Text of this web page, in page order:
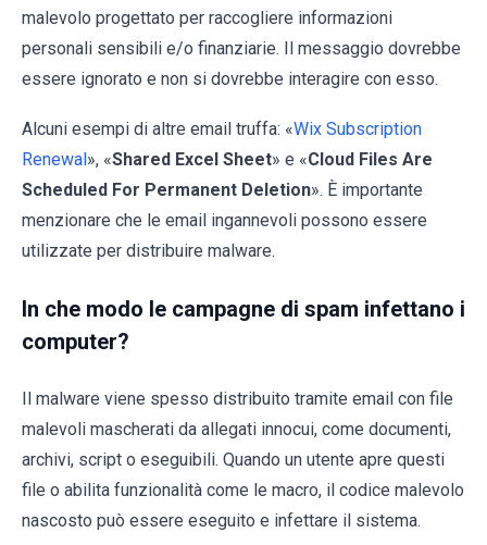
malevolo progettato per raccogliere informazioni
personali sensibili e/o finanziarie. Il messaggio dovrebbe
essere ignorato e non si dovrebbe interagire con esso.
Alcuni esempi di altre email truffa: «Wix Subscription
Renewal », «Shared Excel Sheet» e «Cloud Files Are
Scheduled For Permanent Deletion». È importante
menzionare che le email ingannevoli possono essere
utilizzate per distribuire malware.
In che modo le campagne di spam infettano i
computer?
Il malware viene spesso distribuito tramite email con file
malevoli mascherati da allegati innocui, come documenti,
archivi, script o eseguibili. Quando un utente apre questi
file o abilita funzionalità come le macro, il codice malevolo
nascosto può essere eseguito e infettare il sistema.